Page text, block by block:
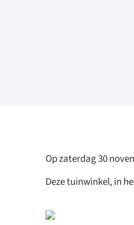
Op zaterdag 30
Deze tuinwinkel, in